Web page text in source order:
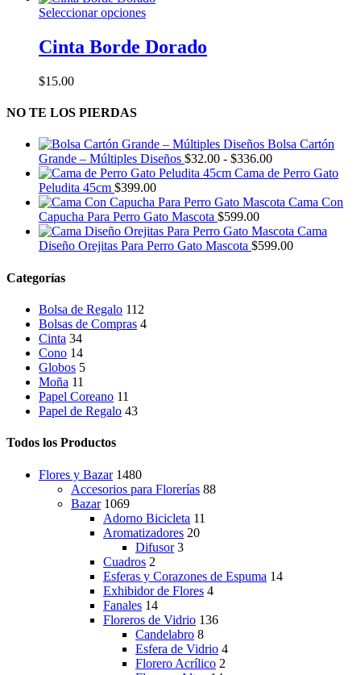
Seleccionar opcionesEste
tiene
múltiples
elegir
en
la
página
de
producto
Cinta Borde Dorado
$15.00
NO TE LOS PIERDAS
Bolsa Cartón
Grande – Múltiples Diseños $32.00 - $336.00Rango
de
desde
hasta
$336.00
Cama de Perro Gato
Peludita 45cm $399.00
Cama Con
Capucha Para Perro Gato Mascota $599.00
Cama
Diseño Orejitas Para Perro Gato Mascota $599.00
Categorías
Bolsa de Regalo 112
Bolsas de Compras 4
Cinta 34
Cono 14
Globos 5
Moña 11
Papel Coreano 11
Papel de Regalo 43
Todos los Productos
Flores y Bazar 1480
Accesorios para Florerías 88
Bazar 1069
Adorno Bicicleta 11
Aromatizadores 20
Difusor 3
Cuadros 2
Esferas y Corazones de Espuma 14
Exhibidor de Flores 4
Fanales 14
Floreros de Vidrio 136
Candelabro 8
Esfera de Vidrio 4
Florero Acrílico 2